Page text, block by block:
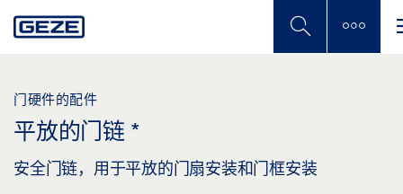
to
门硬件的配件
平放的门链 *
安全门链，用于平放的门扇安装和门框安装